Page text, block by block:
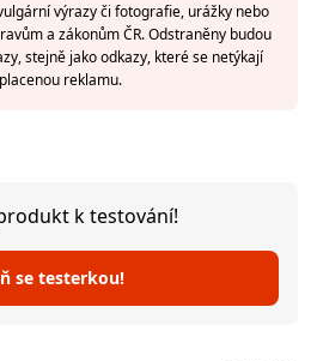
výrazy či fotografie, urážky nebo
a zákonům ČR. Odstraněny budou
stejně jako odkazy, které se netýkají
reklamu.
k testování!
se testerkou!